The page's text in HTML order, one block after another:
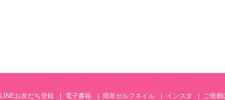
LINEお友だち登録 電子書籍 簡単セルフネイル インスタ ご依頼